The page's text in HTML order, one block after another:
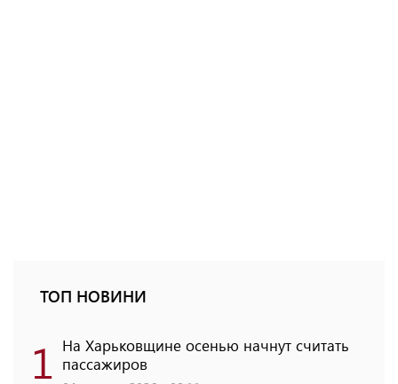
ТОП НОВИНИ
1 На Харьковщине осенью начнут считать
пассажиров